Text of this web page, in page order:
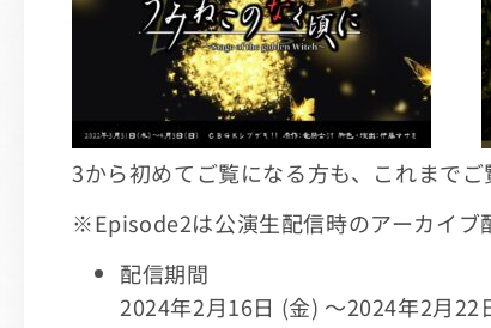
3から初めてご覧になる方も、これまで
※Episode2は公演生配信時のアーカイブ
配信期間
2024年2月16日 (金) ～2024年2月22